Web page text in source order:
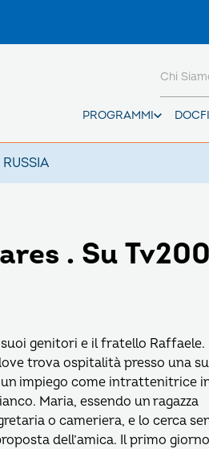
PROGRAMMI
Chi
. Su
suoi genitori e il fratello Raffaele.
trova ospitalità presso una
un impiego come intrattenitrice
Maria, essendo un ragazza
o cameriera, e lo cerca
dell’amica. Il primo